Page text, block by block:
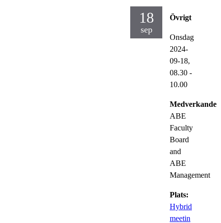
18
sep
Övrigt
Onsdag
2024-
09-18,
08.30 -
10.00
Medverkande:
ABE
Faculty
Board
and
ABE
Management
Plats:
Hybrid
meetin